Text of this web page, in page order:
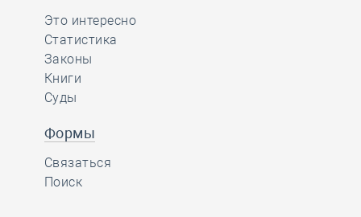
Это интересно
Статистика
Законы
Книги
Суды
Формы
Связаться
Поиск